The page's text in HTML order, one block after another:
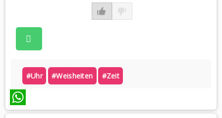
#uhr #weisheiten #zeit
WhatsApp